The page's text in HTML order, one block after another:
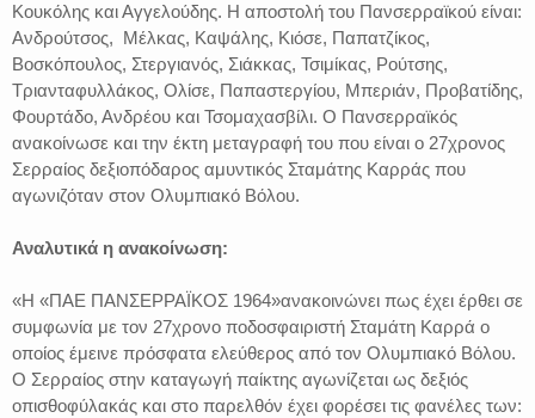
Κουκόλης και Αγγελούδης. H αποστολή του Πανσερραϊκού είναι:
Ανδρούτσος, Μέλκας, Καψάλης, Κιόσε, Παπατζίκος,
Βοσκόπουλος, Στεργιανός, Σιάκκας, Τσιμίκας, Ρούτσης,
Τριανταφυλλάκος, Ολίσε, Παπαστεργίου, Μπεριάν, Προβατίδης,
Φουρτάδο, Ανδρέου και Τσομαχασβίλι. Ο Πανσερραϊκός
ανακοίνωσε και την έκτη μεταγραφή του που είναι ο 27χρονος
Σερραίος δεξιοπόδαρος αμυντικός Σταμάτης Καρράς που
αγωνιζόταν στον Ολυμπιακό Βόλου.
Αναλυτικά η ανακοίνωση:
«Η «ΠΑΕ ΠΑΝΣΕΡΡΑΪΚΟΣ 1964»ανακοινώνει πως έχει έρθει σε
συμφωνία με τον 27χρονο ποδοσφαιριστή Σταμάτη Καρρά ο
οποίος έμεινε πρόσφατα ελεύθερος από τον Ολυμπιακό Βόλου.
Ο Σερραίος στην καταγωγή παίκτης αγωνίζεται ως δεξιός
οπισθοφύλακάς και στο παρελθόν έχει φορέσει τις φανέλες των: